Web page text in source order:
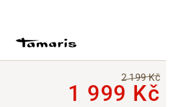
2 199 Kč
1 999 Kč